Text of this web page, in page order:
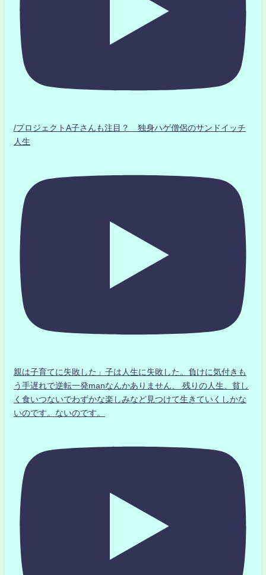
/プロジェクトA子さんも注目？ 独身ハゲ僧侶のサンドイッチ
人生
親は子育てに失敗した」子は人生に失敗した。負けに気付きも
う手遅れで逆転一発manなんかありません、 残りの人生、貧し
く食いつないでわずかな楽しみなど見つけて生きていくしかな
いのです。ないのです。